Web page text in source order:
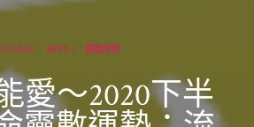
08-10 MISS J｜靈數運勢
愛～2020下半